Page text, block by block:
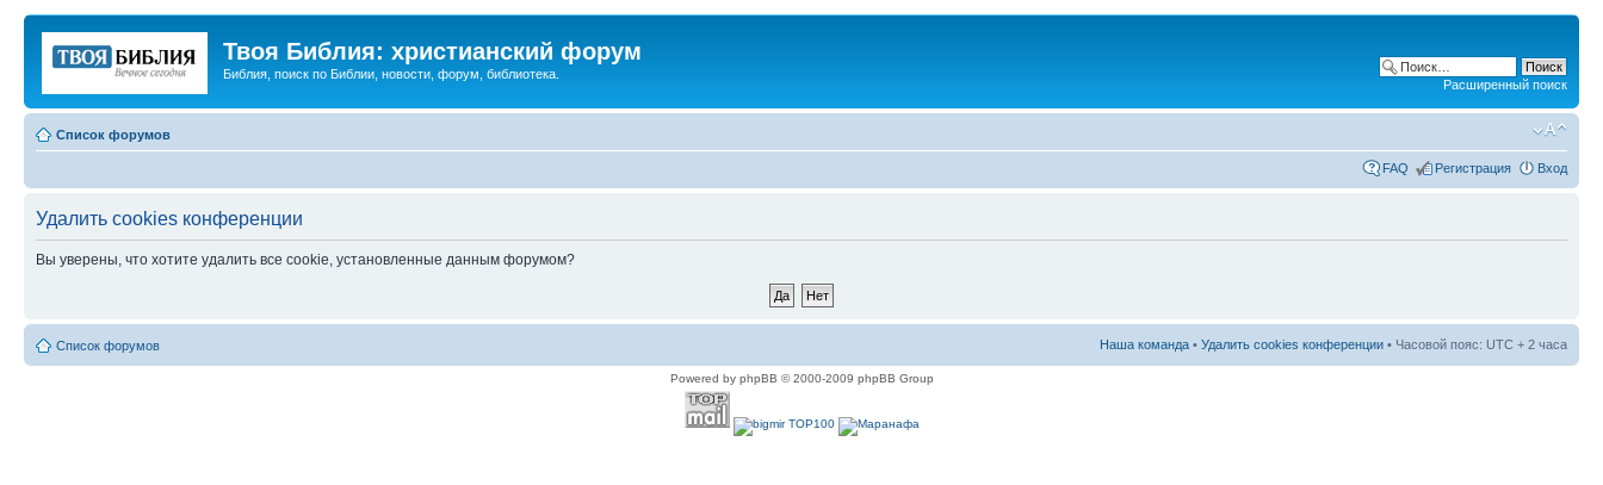
Твоя Библия: христианский форум
Библия, поиск по Библии, новости, форум, библиотека.
Расширенный поиск
Список форумов
FAQ Регистрация Вход
Удалить cookies конференции
Вы уверены, что хотите удалить все cookie, установленные данным форумом?
Список форумов Наша команда • Удалить cookies конференции • Часовой пояс: UTC + 2 часа
Powered by phpBB © 2000-2009 phpBB Group